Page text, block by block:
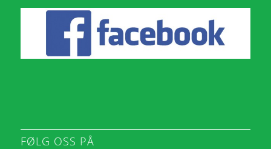
FØLG OSS PÅ